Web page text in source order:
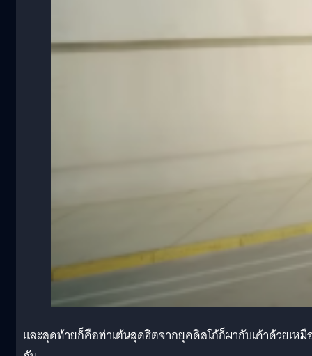
และสุดท้ายก็คือท่าเต้นสุดฮิตจากยุคดิสโก้ก็มากับเค้าด้วยเหมื